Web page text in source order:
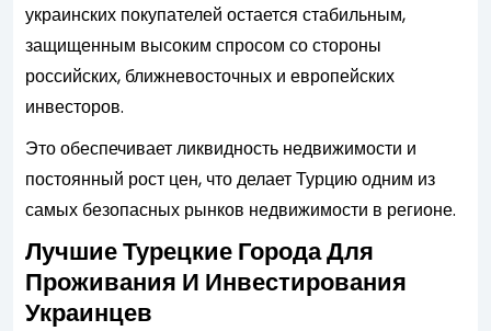
украинских покупателей остается стабильным,
защищенным высоким спросом со стороны
российских, ближневосточных и европейских
инвесторов.
Это обеспечивает ликвидность недвижимости и
постоянный рост цен, что делает Турцию одним из
самых безопасных рынков недвижимости в регионе.
Лучшие Турецкие Города Для
Проживания И Инвестирования
Украинцев